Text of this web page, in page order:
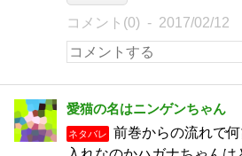
コメント(0) 2017/02/12
愛猫の名はニンゲンちゃん
ネタバレ
前巻からの流れで